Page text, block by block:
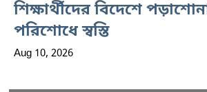
শিক্ষার্থীদের বিদেশে
পরিশোধে স্বস্তি
Aug 10, 2026